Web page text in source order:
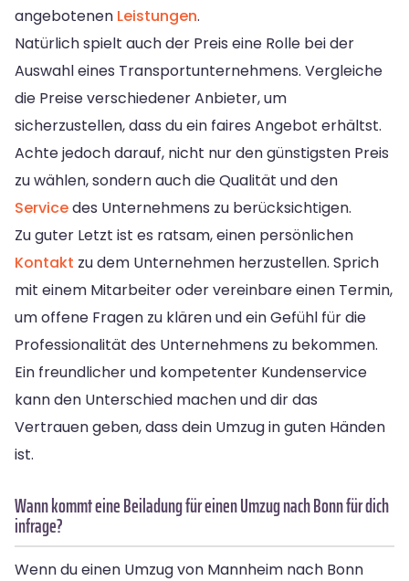
angebotenen Leistungen.
Natürlich spielt auch der Preis eine Rolle bei der
Auswahl eines Transportunternehmens. Vergleiche
die Preise verschiedener Anbieter, um
sicherzustellen, dass du ein faires Angebot erhältst.
Achte jedoch darauf, nicht nur den günstigsten Preis
zu wählen, sondern auch die Qualität und den
Servicedes Unternehmens zu berücksichtigen.
Zu guter Letzt ist es ratsam, einen persönlichen
Kontakt zu dem Unternehmen herzustellen. Sprich
mit einem Mitarbeiter oder vereinbare einen Termin,
um offene Fragen zu klären und ein Gefühl für die
Professionalität des Unternehmens zu bekommen.
Ein freundlicher und kompetenter Kundenservice
kann den Unterschied machen und dir das
Vertrauen geben, dass dein Umzug in guten Händen
ist.
Wann kommt eine Beiladung für einen Umzug nach Bonn für dich
infrage?
Wenn du einen Umzug von Mannheim nach Bonn